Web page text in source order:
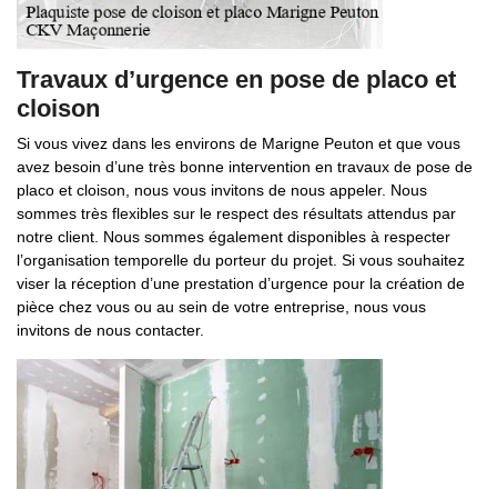
Travaux d’urgence en pose de placo et
cloison
Si vous vivez dans les environs de Marigne Peuton et que vous
avez besoin d’une très bonne intervention en travaux de pose de
placo et cloison, nous vous invitons de nous appeler. Nous
sommes très flexibles sur le respect des résultats attendus par
notre client. Nous sommes également disponibles à respecter
l’organisation temporelle du porteur du projet. Si vous souhaitez
viser la réception d’une prestation d’urgence pour la création de
pièce chez vous ou au sein de votre entreprise, nous vous
invitons de nous contacter.